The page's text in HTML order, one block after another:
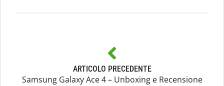
ARTICOLO PRECEDENTE
Samsung Galaxy Ace 4 – Unboxing e Recensione